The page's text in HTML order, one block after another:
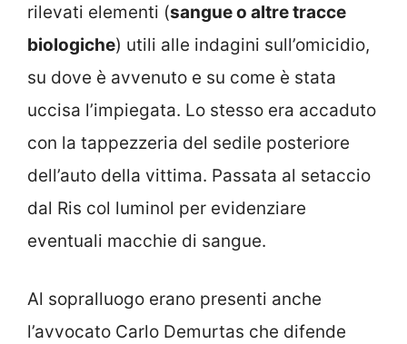
rilevati elementi (sangue o altre tracce
biologiche) utili alle indagini sull’omicidio,
su dove è avvenuto e su come è stata
uccisa l’impiegata. Lo stesso era accaduto
con la tappezzeria del sedile posteriore
dell’auto della vittima. Passata al setaccio
dal Ris col luminol per evidenziare
eventuali macchie di sangue.
Al sopralluogo erano presenti anche
l’avvocato Carlo Demurtas che difende